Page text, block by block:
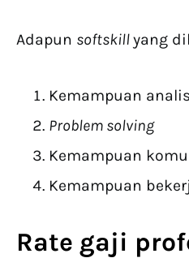
Adapun softskillyang
Kemampuan
Problem solving
Kemampuan
Kemampuan
Rate gaji